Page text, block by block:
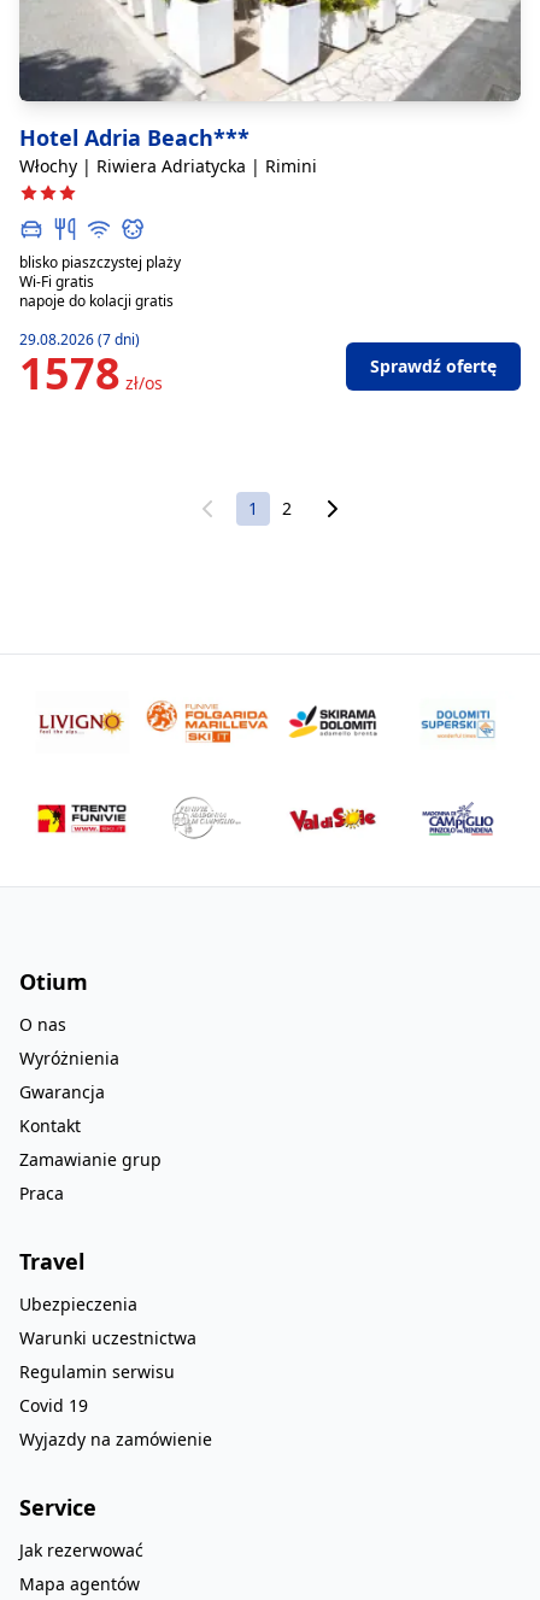
Hotel Adria Beach***
Włochy | Riwiera Adriatycka | Rimini
blisko piaszczystej plaży
Wi-Fi gratis
napoje do kolacji gratis
29.08.2026 (7 dni)
1578 zł/os
Sprawdź ofertę
1 2
Otium
O nas
Wyróżnienia
Gwarancja
Kontakt
Zamawianie grup
Praca
Travel
Ubezpieczenia
Warunki uczestnictwa
Regulamin serwisu
Covid 19
Wyjazdy na zamówienie
Service
Jak rezerwować
Mapa agentów